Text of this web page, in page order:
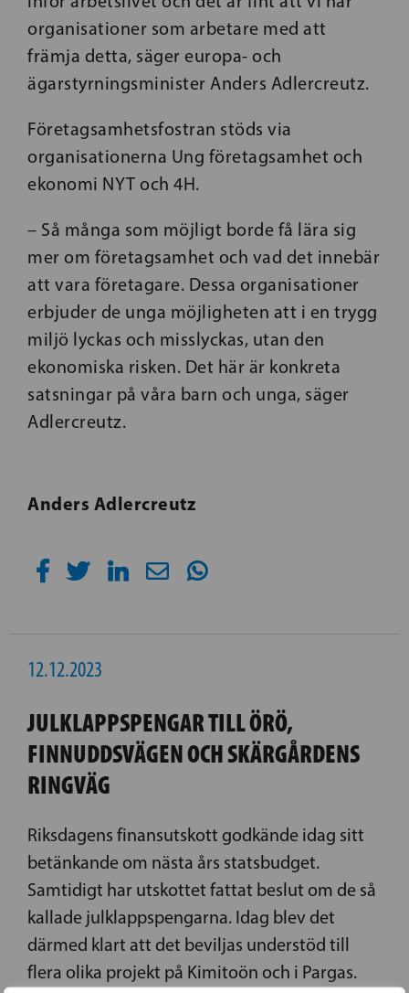
organisationer som arbetare med att
främja detta, säger europa- och
ägarstyrningsminister Anders Adlercreutz.
Företagsamhetsfostran stöds via
organisationerna Ung företagsamhet och
ekonomi NYT och 4H.
– Så många som möjligt borde få lära sig
mer om företagsamhet och vad det innebär
att vara företagare. Dessa organisationer
erbjuder de unga möjligheten att i en trygg
miljö lyckas och misslyckas, utan den
ekonomiska risken. Det här är konkreta
satsningar på våra barn och unga, säger
Adlercreutz.
Anders Adlercreutz
12.12.2023
JULKLAPPSPENGAR TILL ÖRÖ,
FINNUDDSVÄGEN OCH SKÄRGÅRDENS
RINGVÄG
Riksdagens finansutskott godkände idag sitt
betänkande om nästa års statsbudget.
Samtidigt har utskottet fattat beslut om de så
kallade julklappspengarna. Idag blev det
därmed klart att det beviljas understöd till
flera olika projekt på Kimitoön och i Pargas.